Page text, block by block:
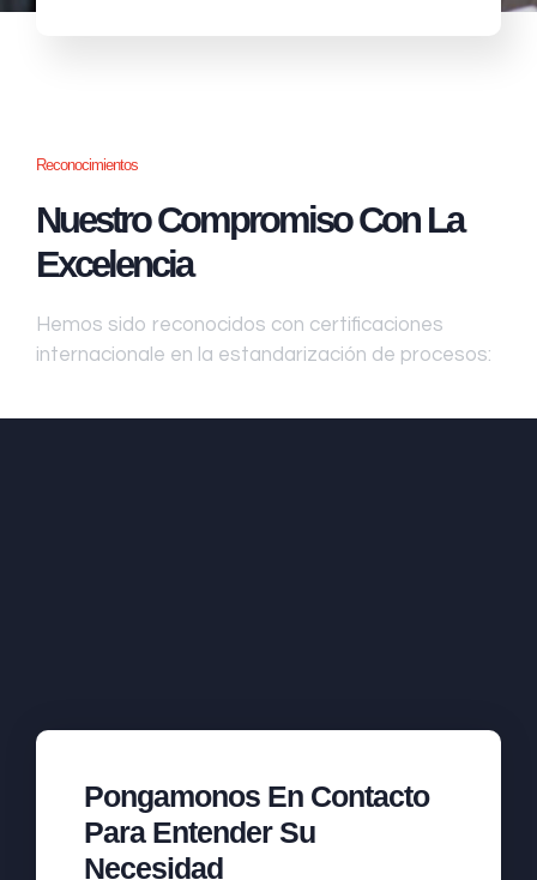
Reconocimientos
Nuestro Compromiso Con La
Excelencia
Hemos sido reconocidos con certificaciones
internacionale en la estandarización de procesos:
Pongamonos En Contacto
Para Entender Su
Necesidad